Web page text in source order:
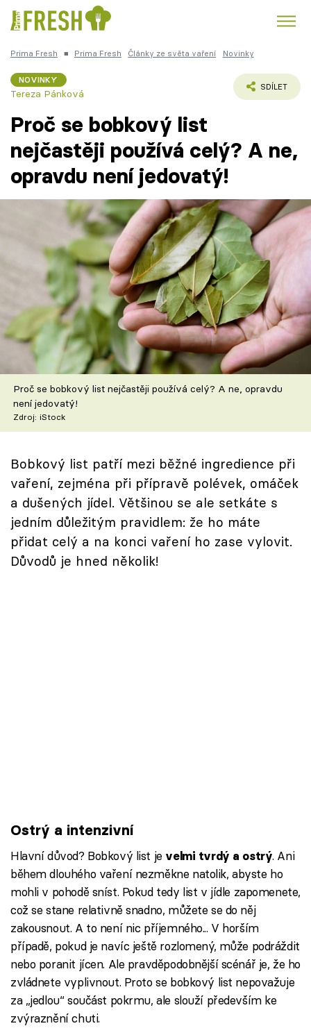
Česká kuchyně
Témata
Recepty
Články
TV Program
Škola vaření
Recepty z TV
Speciál: Cuketa
Těhotnej kuchař
Sledujte prima+
Přihlášení
Sledujte nás
Prima Fresh ■ Prima Fresh Články ze světa vaření Novinky
NOVINKY
Tereza Pánková
SDÍLET
Proč se bobkový list
nejčastěji používá celý? A ne,
opravdu není jedovatý!
Proč se bobkový list nejčastěji používá celý? A ne, opravdu
není jedovatý!
Zdroj: iStock
Bobkový list patří mezi běžné ingredience při
vaření, zejména při přípravě polévek, omáček
a dušených jídel. Většinou se ale setkáte s
jedním důležitým pravidlem: že ho máte
přidat celý a na konci vaření ho zase vylovit.
Důvodů je hned několik!
Ostrý a intenzivní
Hlavní důvod? Bobkový list je velmi tvrdý a ostrý. Ani
během dlouhého vaření nezměkne natolik, abyste ho
mohli v pohodě sníst. Pokud tedy list v jídle zapomenete,
což se stane relativně snadno, můžete se do něj
zakousnout. A to není nic příjemného... V horším
případě, pokud je navíc ještě rozlomený, může podráždit
nebo poranit jícen. Ale pravděpodobnější scénář je, že ho
zvládnete vyplivnout. Proto se bobkový list nepovažuje
za „jedlou“ součást pokrmu, ale slouží především ke
zvýraznění chuti.